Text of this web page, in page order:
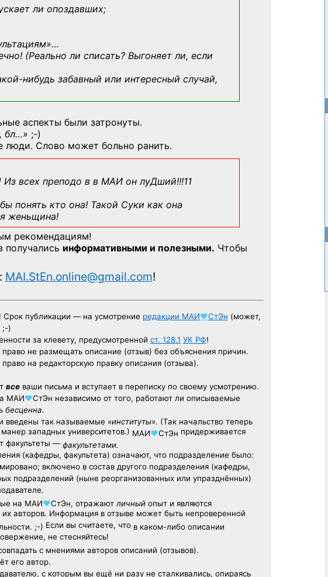
ли опоздавших;
…
(Реально ли списать? Выгоняет ли, если
нибудь забавный или интересный случай,
аспекты были затронуты.
бл…» ;-)
Слово может больно ранить.
Из всех преподо в в МАИ он луДший!!!11
понять кто она! Такой Суки как она
женьщина!
рекомендациям!
получались информативными и полезными. Чтобы
MAI.StEn.online@gmail.com!
публикации — на усмотрение редакции МАИ♥СтЭн (может,
;-)
за клевету, предусмотренной ст. 128.1 УК РФ!
право не размещать описание (отзыв) без объяснения причин.
право на редакторскую правку описания (отзыва).
всеваши письма и вступает в переписку по своему усмотрению.
МАИ♥СтЭн независимо от того, работают ли описываемые
бесценна.
введены так называемые «институты». (Так начальство теперь
западных университетов.) МАИ♥СтЭн придерживается
факультеты —факультетами.
(кафедры, факультета) означают, что подразделение было:
включено в состав другого подразделения (кафедры,
подразделений (ныне реорганизованных или упразднённых)
на МАИ♥СтЭн, отражают личныйопыт и являются
их авторов. Информация в отзыве может быть непроверенной
;-) Если вы считаете, что в каком-либо описании
не стесняйтесь!
с мнениями авторов описаний (отзывов).
его автор.
с которым вы ещё ни разу не сталкивались, опираясь